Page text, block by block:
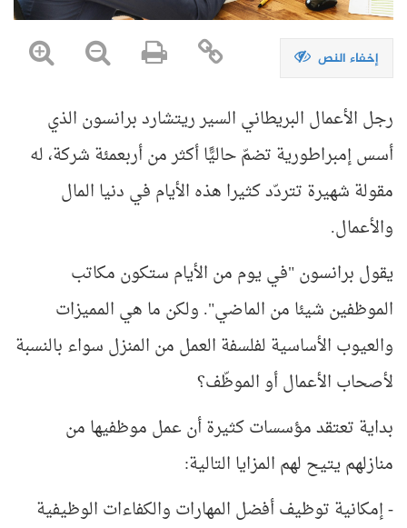
إخفاء النص
رجل الأعمال البريطاني السير ريتشارد برانسون الذي
أسس إمبراطورية تضمّ حاليًّا أكثر من أربعمئة شركة، له
مقولة شهيرة تتردّد كثيرا هذه الأيام في دنيا المال
والأعمال.
يقول برانسون "في يوم من الأيام ستكون مكاتب
الموظفين شيئا من الماضي". ولكن ما هي المميزات
والعيوب الأساسية لفلسفة العمل من المنزل سواء بالنسبة
لأصحاب الأعمال أو الموظّف؟
بداية تعتقد مؤسسات كثيرة أن عمل موظفيها من
منازلهم يتيح لهم المزايا التالية:
- إمكانية توظيف أفضل المهارات والكفاءات الوظيفية